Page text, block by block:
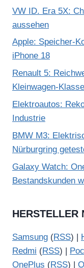
VW ID. Era 5X:
aussehen
Apple: Speicher-
iPhone 18
Renault 5:
Kleinwagen-Klasse
Elektroautos:
Industrie
BMW M3:
Nürburgring
Galaxy Watch:
Bestandskunden
HERSTELLER
Samsung (RSS) |
Redmi (RSS) |
OnePlus (RSS) |